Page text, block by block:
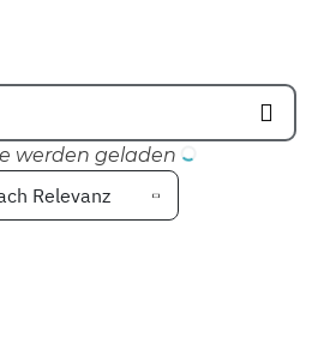
werden geladen
Relevanz